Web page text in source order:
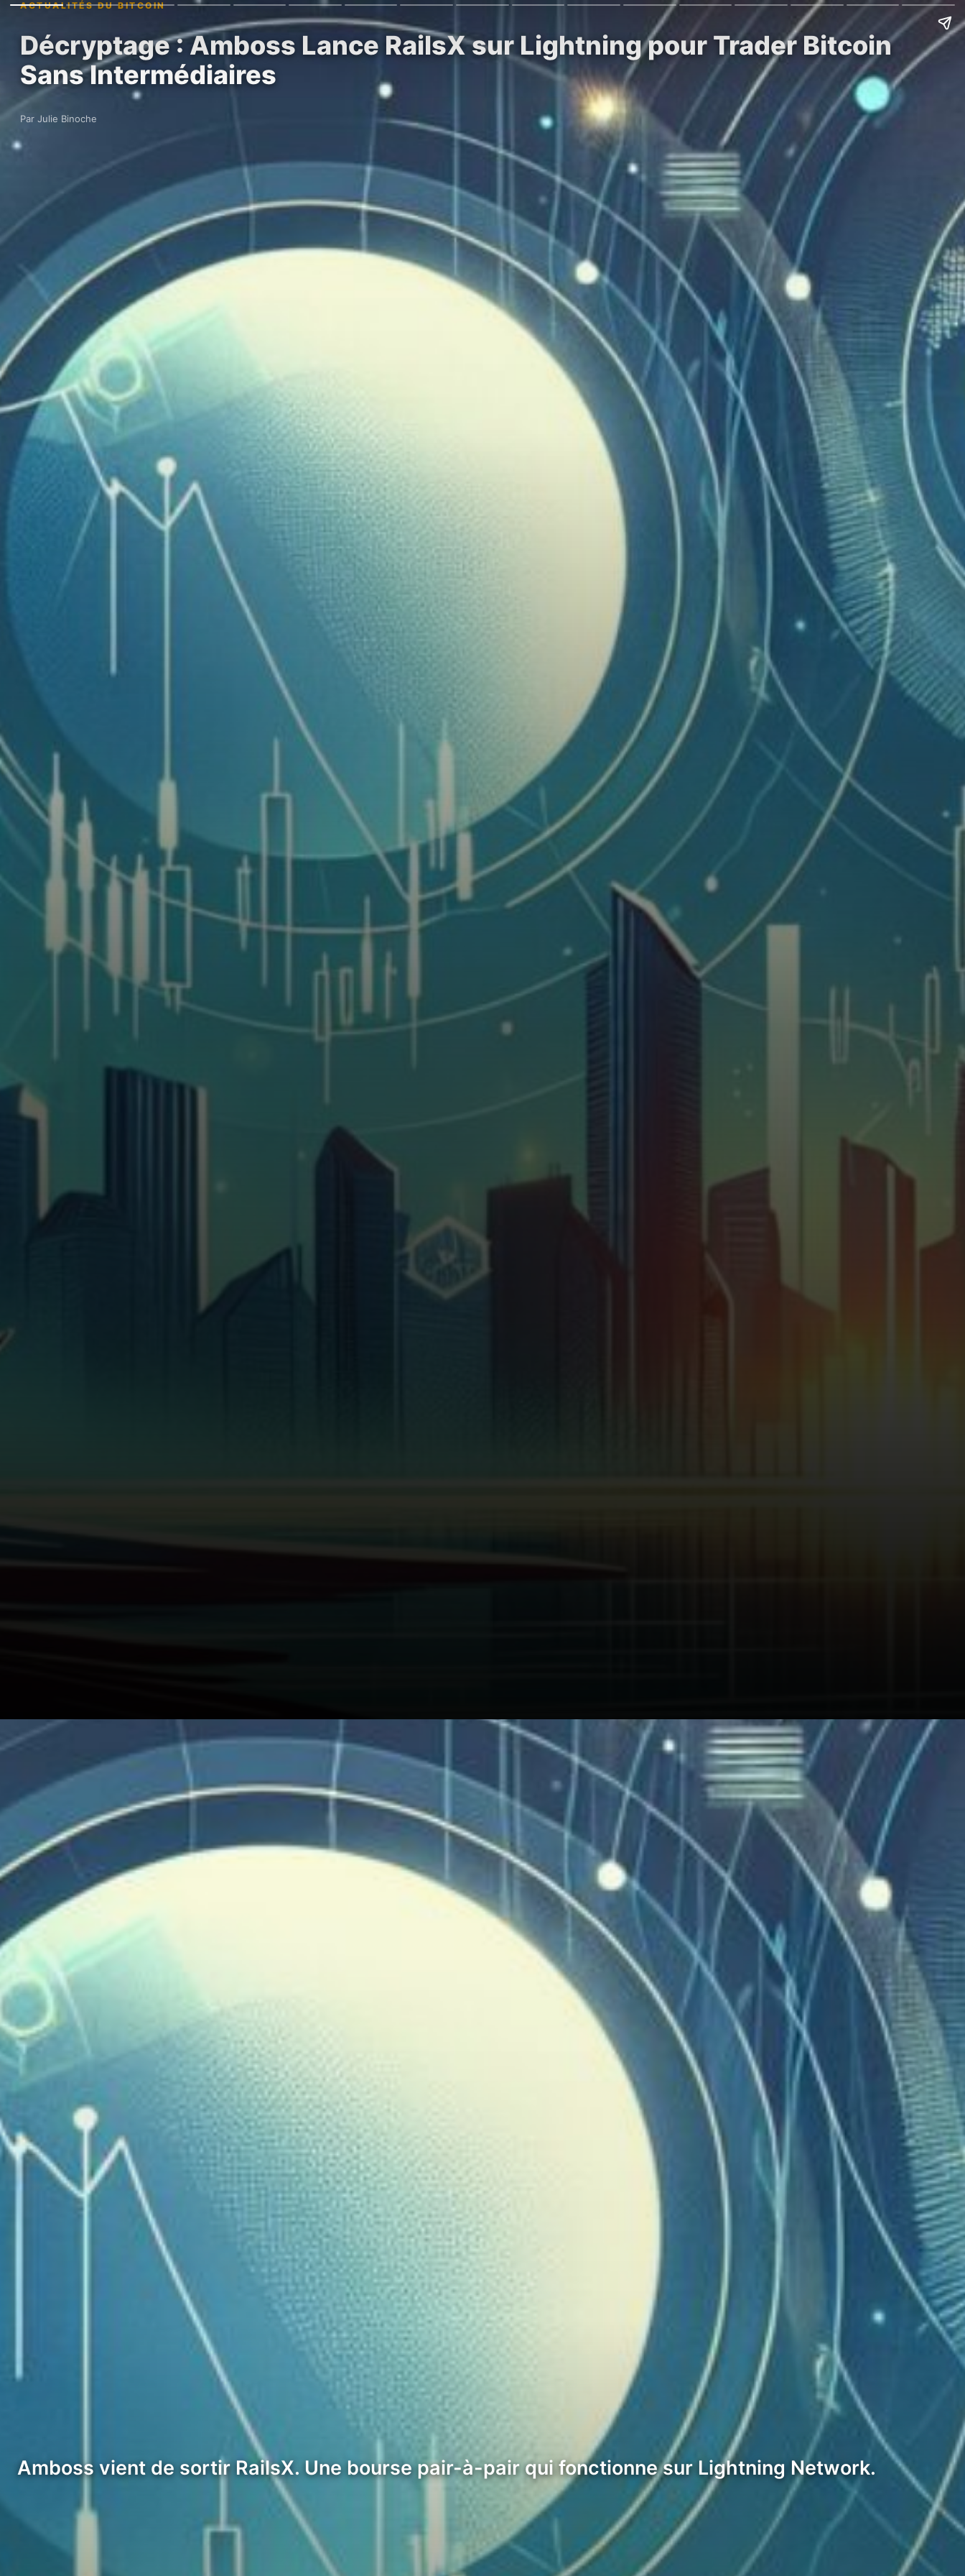
ACTUALITÉS DU BITCOIN
Décryptage : Amboss Lance RailsX sur Lightning pour Trader Bitcoin
Sans Intermédiaires
Par Julie Binoche
Amboss vient de sortir RailsX. Une bourse pair-à-pair qui fonctionne sur Lightning Network.